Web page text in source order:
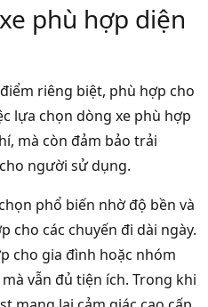
phù hợp diện
riêng biệt, phù hợp cho
lựa chọn dòng xe phù hợp
mà còn đảm bảo trải
người sử dụng.
phổ biến nhờ độ bền và
cho các chuyến đi dài ngày.
cho gia đình hoặc nhóm
vẫn đủ tiện ích. Trong khi